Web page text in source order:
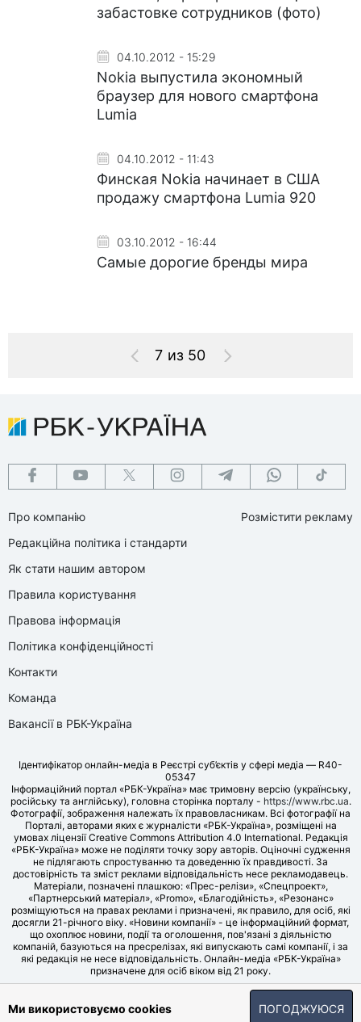
забастовке сотрудников (фото)
04.10.2012 - 15:29
Nokia выпустила экономный
браузер для нового смартфона
Lumia
04.10.2012 - 11:43
Финская Nokia начинает в США
продажу смартфона Lumia 920
03.10.2012 - 16:44
Самые дорогие бренды мира
7 из 50
Про компанію
Редакційна політика і стандарти
Як стати нашим автором
Правила користування
Правова інформація
Політика конфіденційності
Контакти
Команда
Вакансії в РБК-Україна
Розмістити рекламу
Ідентифікатор онлайн-медіа в Реєстрі суб’єктів у сфері медіа — R40-
05347
Інформаційний портал «РБК-Україна» має тримовну версію (українську,
російську та англійську), головна сторінка порталу - https://www.rbc.ua.
Фотографії, зображення належать їх правовласникам. Всі фотографії на
Порталі, авторами яких є журналісти «РБК-Україна», розміщені на
умовах ліцензії Creative Commons Attribution 4.0 International. Редакція
«РБК-Україна» може не поділяти точку зору авторів. Оціночні судження
не підлягають спростуванню та доведенню їх правдивості. За
достовірність та зміст реклами відповідальність несе рекламодавець.
Матеріали, позначені плашкою: «Прес-релізи», «Спецпроект»,
«Партнерський матеріал», «Promo», «Благодійність», «Резонанс»
розміщуються на правах реклами і призначені, як правило, для осіб, які
досягли 21-річного віку. «Новини компанії» - це інформаційний формат,
що охоплює новини, події та оголошення, пов'язані з діяльністю
компаній, базуються на пресрелізах, які випускають самі компанії, і за
які редакція не несе відповідальність. Онлайн-медіа «РБК-Україна»
призначене для осіб віком від 21 року.
© LLC «UBT MEDIA», 2006-2026.
Ми використовуємо cookies ПОГОДЖУЮСЯ